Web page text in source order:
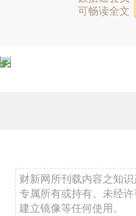
可畅读全文
财新网所刊载内容之知
专属所有或持有。未经
建立镜像等任何使用。